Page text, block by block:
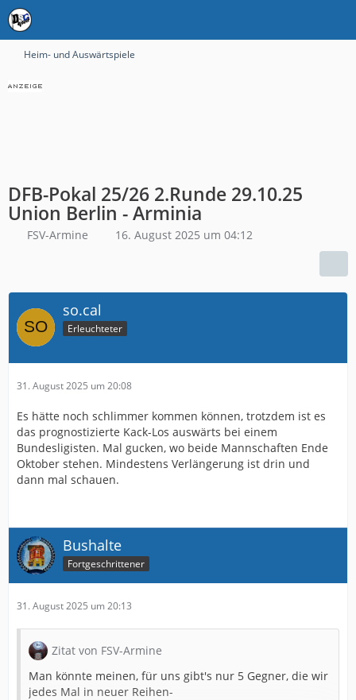
Heim- und Auswärtspiele
DFB-Pokal 25/26 2.Runde 29.10.25
Union Berlin - Arminia
FSV-Armine 16. August 2025 um 04:12
so.cal
Erleuchteter
31. August 2025 um 20:08
Es hätte noch schlimmer kommen können, trotzdem ist es
das prognostizierte Kack-Los auswärts bei einem
Bundesligisten. Mal gucken, wo beide Mannschaften Ende
Oktober stehen. Mindestens Verlängerung ist drin und
dann mal schauen.
Bushalte
Fortgeschrittener
31. August 2025 um 20:13
Zitat von FSV-Armine
Man könnte meinen, für uns gibt's nur 5 Gegner, die wir
jedes Mal in neuer Reihen-